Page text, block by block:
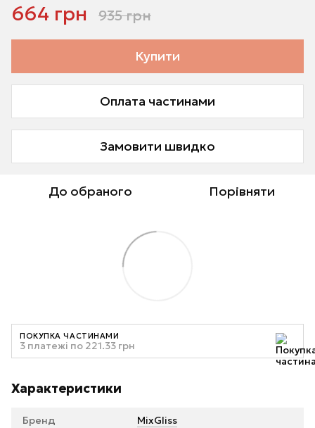
664 грн 935 грн
Купити
Оплата частинами
Замовити швидко
До обраного Порівняти
ПОКУПКА ЧАСТИНАМИ
3 платежі по 221.33 грн
Характеристики
Бренд MixGliss